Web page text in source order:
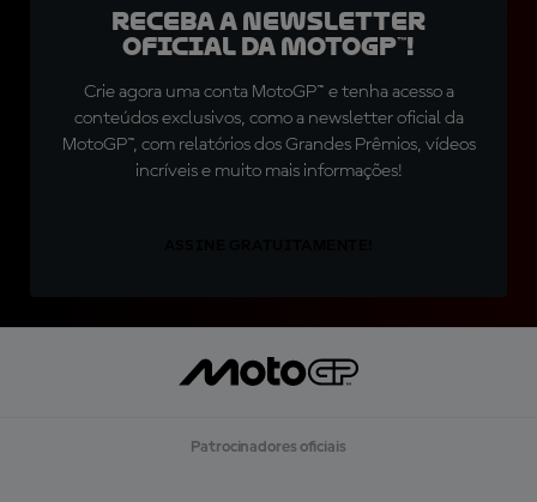
Receba a newsletter
oficial da MotoGP™!
Crie agora uma conta MotoGP™ e tenha acesso a
conteúdos exclusivos, como a newsletter oficial da
MotoGP™, com relatórios dos Grandes Prêmios, vídeos
incríveis e muito mais informações!
Patrocinadores oficiais